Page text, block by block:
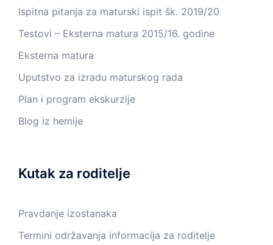
Ispitna pitanja za maturski ispit šk. 2019/20
Testovi – Eksterna matura 2015/16. godine
Eksterna matura
Uputstvo za izradu maturskog rada
Plan i program ekskurzije
Blog iz hemije
Kutak za roditelje
Pravdanje izostanaka
Termini održavanja informacija za roditelje